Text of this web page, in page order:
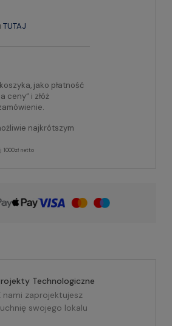
TUTAJ
jako płatność
ceny” i złóż
najkrótszym
netto
Technologiczne
nami zaprojektujesz
swojego lokalu